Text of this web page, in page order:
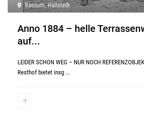
Bassum,Hallstedt
Anno 1884 – helle
auf...
LEIDER SCHON WEG – NUR NOCH
Resthof bietet insg ...